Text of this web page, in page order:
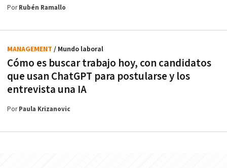
PorRubén Ramallo
Cómo es buscar trabajo hoy, con candidatos
que usan ChatGPT para postularse y los
entrevista una IA
MANAGEMENT / Mundo laboral
PorPaula Krizanovic